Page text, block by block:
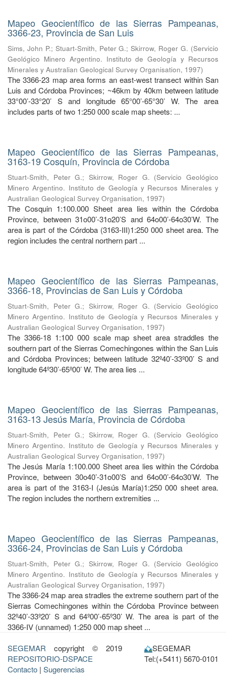
Mapeo Geocientífico de las Sierras Pampeanas,
3366-23, Provincia de San Luis
Sims, John P.; Stuart-Smith, Peter G.;Skirrow, Roger G. (Servicio
Geológico Minero Argentino. Instituto de Geología y Recursos
Minerales y Australian Geological Survey Organisation, 1997)
The 3366-23 map area forms an east-west transect within San
Luis and Córdoba Provinces; ~46km by 40km between latitude
33°00’-33°20’ S and longitude 65°00’-65°30’ W. The area
includes parts of two 1:250 000 scale map sheets: ...
Mapeo Geocientífico de las Sierras Pampeanas,
3163-19 Cosquín, Provincia de Córdoba
Stuart-Smith, Peter G.; Skirrow, Roger G. (Servicio Geológico
Minero Argentino. Instituto de Geología y Recursos Minerales y
Australian Geological Survey Organisation, 1997)
The Cosquin 1:100.000 Sheet area lies within the Córdoba
Province, between 31o00’-31o20’S and 64o00’-64o30’W. The
area is part of the Córdoba (3163-III)1:250 000 sheet area. The
region includes the central northern part ...
Mapeo Geocientífico de las Sierras Pampeanas,
3366-18, Provincias de San Luis y Córdoba
Stuart-Smith, Peter G.; Skirrow, Roger G. (Servicio Geológico
Minero Argentino. Instituto de Geología y Recursos Minerales y
Australian Geological Survey Organisation, 1997)
The 3366-18 1:100 000 scale map sheet area straddles the
southern part of the Sierras Comechingones within the San Luis
and Córdoba Provinces; between latitude 32º40’-33º00’ S and
longitude 64º30’-65º00’ W. The area lies ...
Mapeo Geocientífico de las Sierras Pampeanas,
3163-13 Jesús María, Provincia de Córdoba
Stuart-Smith, Peter G.; Skirrow, Roger G. (Servicio Geológico
Minero Argentino. Instituto de Geología y Recursos Minerales y
Australian Geological Survey Organisation, 1997)
The Jesús María 1:100.000 Sheet area lies within the Córdoba
Province, between 30o40’-31o00’S and 64o00’-64o30’W. The
area is part of the 3163-I (Jesús María)1:250 000 sheet area.
The region includes the northern extremities ...
Mapeo Geocientífico de las Sierras Pampeanas,
3366-24, Provincias de San Luis y Córdoba
Stuart-Smith, Peter G.; Skirrow, Roger G. (Servicio Geológico
Minero Argentino. Instituto de Geología y Recursos Minerales y
Australian Geological Survey Organisation, 1997)
The 3366-24 map area stradles the extreme southern part of the
Sierras Comechingones within the Córdoba Province between
32º40’-33º20’ S and 64º00’-65º30’ W. The area is part of the
3366-IV (unnamed) 1:250 000 map sheet ...
SEGEMAR copyright © 2019
REPOSITORIO-DSPACE
Contacto | Sugerencias
SEGEMAR
Tel:(+5411) 5670-0101